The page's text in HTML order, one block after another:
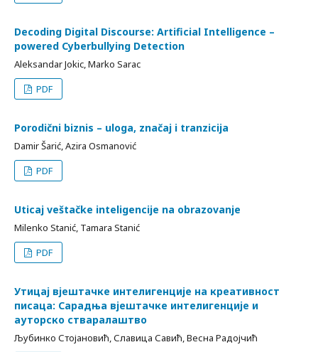
Decoding Digital Discourse: Artificial Intelligence –
powered Cyberbullying Detection
Aleksandar Jokic, Marko Sarac
PDF
Porodični biznis – uloga, značaj i tranzicija
Damir Šarić, Azira Osmanović
PDF
Uticaj veštačke inteligencije na obrazovanje
Milenko Stanić, Tamara Stanić
PDF
Утицај вјештачке интелигенције на креативност
писаца: Сарадња вјештачке интелигенције и
ауторско стваралаштво
Љубинко Стојановић, Славица Савић, Весна Радојчић